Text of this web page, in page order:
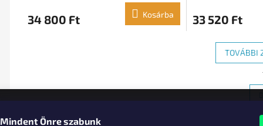
Mindent Önre szabunk
34 800 Ft Kosárba 33 520 Ft
TOVÁBBI